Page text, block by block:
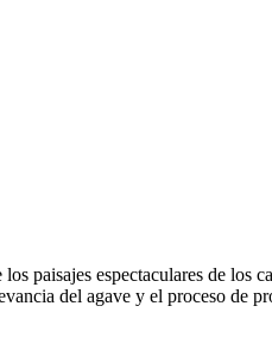
paisajes espectaculares de los
del agave y el proceso de